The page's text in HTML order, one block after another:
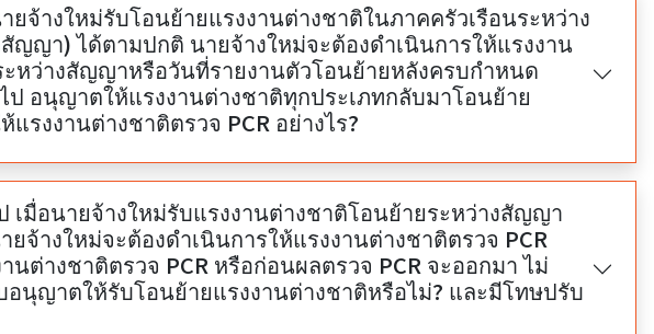
จ้างใหม่รับโอนย้ายแรงงานต่างชาติในภาคครัวเรือนระหว่าง
ญา) ได้ตามปกติ นายจ้างใหม่จะต้องดำเนินการให้แรงงาน
หว่างสัญญาหรือวันที่รายงานตัวโอนย้ายหลังครบกำหนด
อนุญาตให้แรงงานต่างชาติทุกประเภทกลับมาโอนย้าย
รงงานต่างชาติตรวจ PCR อย่างไร?
เมื่อนายจ้างใหม่รับแรงงานต่างชาติโอนย้ายระหว่างสัญญา
างใหม่จะต้องดำเนินการให้แรงงานต่างชาติตรวจ PCR
ต่างชาติตรวจ PCR หรือก่อนผลตรวจ PCR จะออกมา ไม่
นุญาตให้รับโอนย้ายแรงงานต่างชาติหรือไม่? และมีโทษปรับ